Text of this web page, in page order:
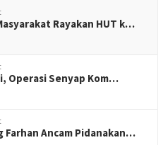
Rayakan HUT k…
Operasi Senyap Kom…
Farhan Ancam Pidanakan…